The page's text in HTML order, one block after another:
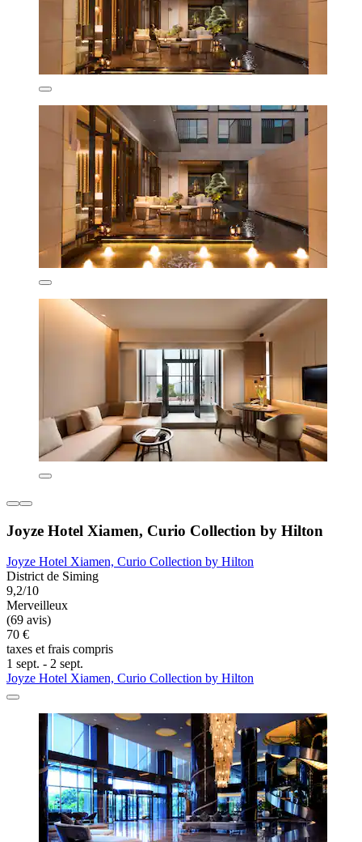
Joyze Hotel Xiamen, Curio Collection by Hilton
Joyze Hotel Xiamen, Curio Collection by Hilton
District de Siming
9,2/10
Merveilleux
(69 avis)
70 €
taxes et frais compris
1 sept. - 2 sept.
Joyze Hotel Xiamen, Curio Collection by Hilton